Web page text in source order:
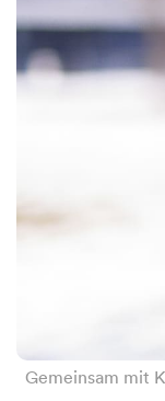
Gemeinsam mit